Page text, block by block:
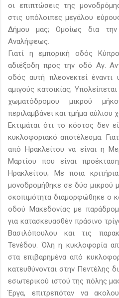
οι επιπτώσεις της
στις υπόλοιπες μεγάλου
Δήμου μας; Ομοίως δια την
Αναλήψεως.
Γιατί η εμπορική οδός
αδιέξοδη προς την οδό Αγ.
οδός αυτή πλεονεκτεί
αμιγούς κατοικίας;
χωματόδρομου μικρού
περιλαμβάνει και τμήμα
Εκτιμάται ότι το κόστος δεν
κυκλοφοριακό αποτέλεσμα.
από Ηρακλείτου να είναι η
Μαρτίου που είναι
Ηρακλείτου; Με ποια
μονοδρομήθηκε σε δύο μικρού
σκοπιμότητα διαμορφώθηκε ο
οδού Μακεδονίας με
για κατασκευασθέν πράσινο
Βασιλόπουλου και τις
Τενέδου. Όλη η κυκλοφορία
στα επιβαρημένα από
κατευθύνονται στην Πεντέλης
εσωτερικού ιστού της πόλης
Έργα, επιτρεπόταν να